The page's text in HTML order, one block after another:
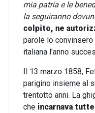
mia patria e le
la seguiranno
colpito, ne
parole lo
italiana l'anno
Il 13 marzo 1858,
parigino insieme al
trentotto anni. La
che incarnava